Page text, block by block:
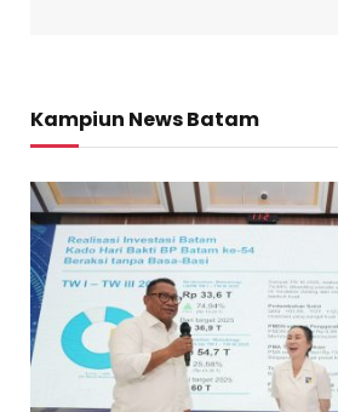
Kampiun News Batam